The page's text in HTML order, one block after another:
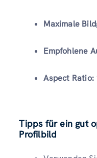
Maximale
Empfohlene
Aspect Ratio:
Tipps für ein gut
Profilbild